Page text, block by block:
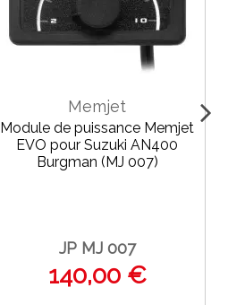
Memjet
Module de puissance Memjet
EVO pour Suzuki AN400
Burgman (MJ 007)
JP MJ 007
140,00 €